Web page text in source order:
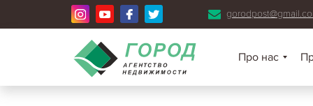
Про нас